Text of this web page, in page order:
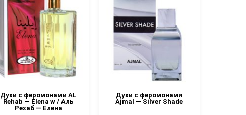
Духи с феромонами AL
Rehab — Elena w / Аль
Рехаб — Елена
Духи с феромонами
Ajmal — Silver Shade